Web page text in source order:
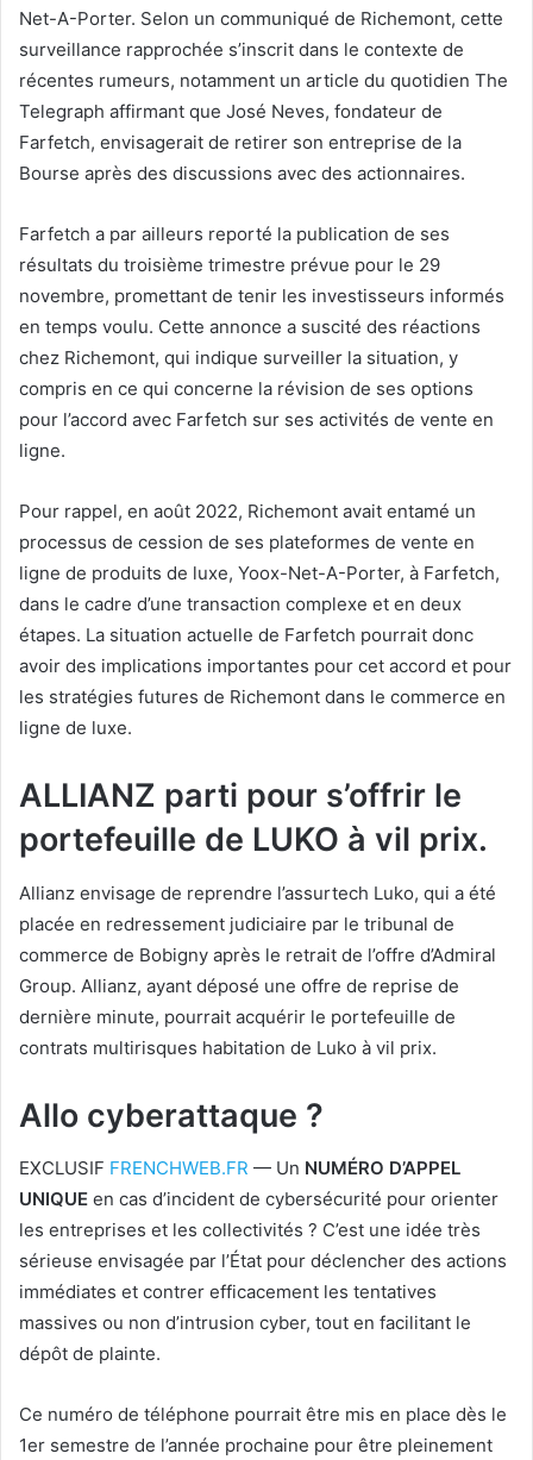
Net-A-Porter. Selon un communiqué de Richemont, cette
surveillance rapprochée s’inscrit dans le contexte de
récentes rumeurs, notamment un article du quotidien The
Telegraph affirmant que José Neves, fondateur de
Farfetch, envisagerait de retirer son entreprise de la
Bourse après des discussions avec des actionnaires.
Farfetch a par ailleurs reporté la publication de ses
résultats du troisième trimestre prévue pour le 29
novembre, promettant de tenir les investisseurs informés
en temps voulu. Cette annonce a suscité des réactions
chez Richemont, qui indique surveiller la situation, y
compris en ce qui concerne la révision de ses options
pour l’accord avec Farfetch sur ses activités de vente en
ligne.
Pour rappel, en août 2022, Richemont avait entamé un
processus de cession de ses plateformes de vente en
ligne de produits de luxe, Yoox-Net-A-Porter, à Farfetch,
dans le cadre d’une transaction complexe et en deux
étapes. La situation actuelle de Farfetch pourrait donc
avoir des implications importantes pour cet accord et pour
les stratégies futures de Richemont dans le commerce en
ligne de luxe.
ALLIANZ parti pour s’offrir le
portefeuille de LUKO à vil prix.
Allianz envisage de reprendre l’assurtech Luko, qui a été
placée en redressement judiciaire par le tribunal de
commerce de Bobigny après le retrait de l’offre d’Admiral
Group. Allianz, ayant déposé une offre de reprise de
dernière minute, pourrait acquérir le portefeuille de
contrats multirisques habitation de Luko à vil prix.
Allo cyberattaque ?
EXCLUSIF FRENCHWEB.FR — Un NUMÉRO D’APPEL
UNIQUE en cas d’incident de cybersécurité pour orienter
les entreprises et les collectivités ? C’est une idée très
sérieuse envisagée par l’État pour déclencher des actions
immédiates et contrer efficacement les tentatives
massives ou non d’intrusion cyber, tout en facilitant le
dépôt de plainte.
Ce numéro de téléphone pourrait être mis en place dès le
1er semestre de l’année prochaine pour être pleinement